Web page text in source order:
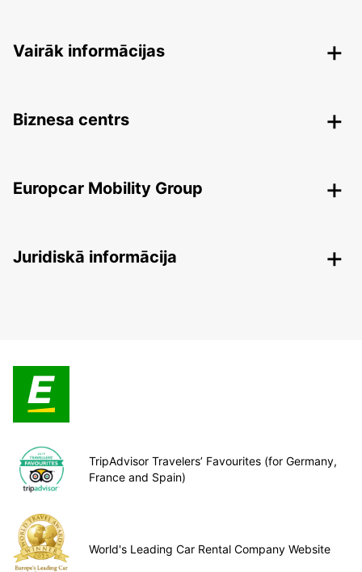
Vairāk informācijas
Biznesa centrs
Europcar Mobility Group
Juridiskā informācija
TripAdvisor Travelers’ Favourites (for Germany,
France and Spain)
World's Leading Car Rental Company Website